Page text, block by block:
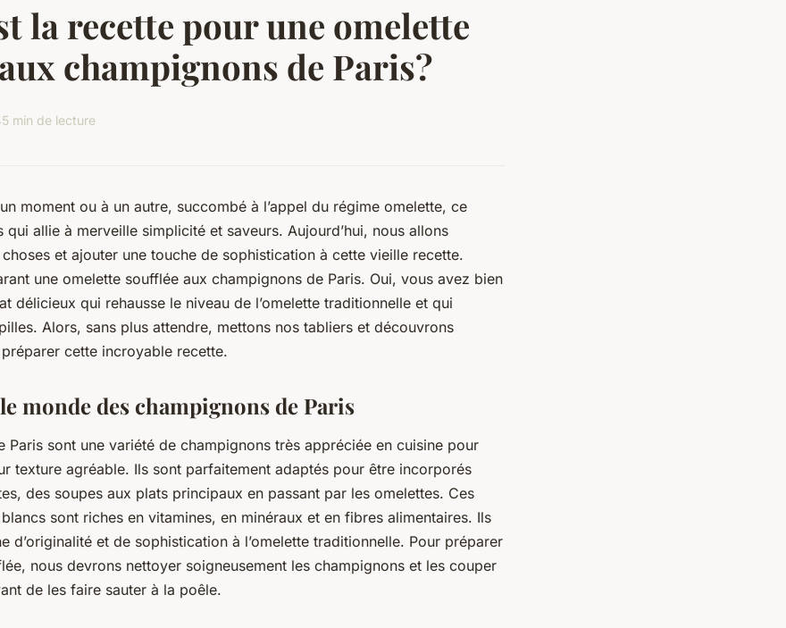
la recette pour une omelette
champignons de Paris?
5 min de lecture
moment ou à un autre, succombé à l’appel du régime omelette, ce
allie à merveille simplicité et saveurs. Aujourd’hui, nous allons
et ajouter une touche de sophistication à cette vieille recette.
une omelette soufflée aux champignons de Paris. Oui, vous avez bien
délicieux qui rehausse le niveau de l’omelette traditionnelle et qui
Alors, sans plus attendre, mettons nos tabliers et découvrons
cette incroyable recette.
monde des champignons de Paris
Paris sont une variété de champignons très appréciée en cuisine pour
texture agréable. Ils sont parfaitement adaptés pour être incorporés
des soupes aux plats principaux en passant par les omelettes. Ces
sont riches en vitamines, en minéraux et en fibres alimentaires. Ils
d’originalité et de sophistication à l’omelette traditionnelle. Pour préparer
nous devrons nettoyer soigneusement les champignons et les couper
de les faire sauter à la poêle.